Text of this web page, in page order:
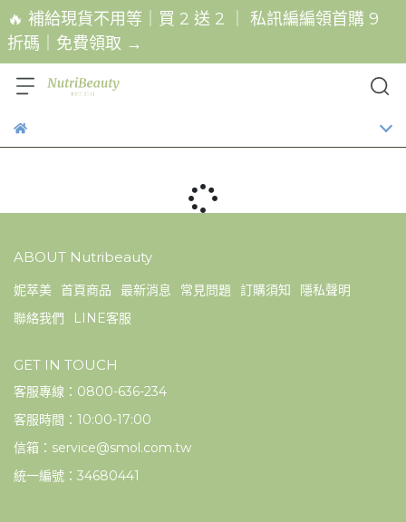
🔥 補給現貨不用等｜買 2 送 2 ｜ 私訊編編領首購 9
折碼｜免費領取 →
ABOUT Nutribeauty
妮萃美 首頁商品 最新消息 常見問題 訂購須知
隱私聲明
聯絡我們
LINE客服
GET IN TOUCH
客服專線：0800-636-234
客服時間：10:00-17:00
信箱：service@smol.com.tw
統一編號：34680441